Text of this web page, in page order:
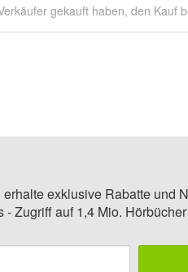
gekauft haben, den Kauf
exklusive Rabatte und
Zugriff auf 1,4 Mio.